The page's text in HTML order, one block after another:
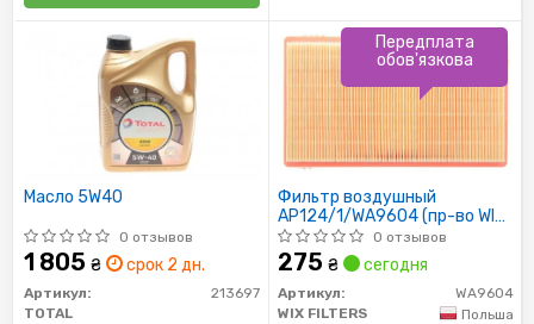
Масло 5W40
0 отзывов
1 805 ₴ срок 2 дн.
Артикул:
213697
TOTAL
Фильтр воздушный
AP124/1/WA9604 (пр-во WIX-
Filtron)
0 отзывов
275 ₴ сегодня
Артикул:
WA9604
WIX FILTERS
Польша
Передплата
обов'язкова